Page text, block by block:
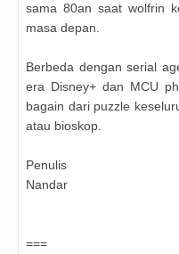
sama 80an saat wolfrin
masa depan.
Berbeda dengan serial
era Disney+ dan MCU
bagain dari puzzle
atau bioskop.
Penulis
Nandar
===